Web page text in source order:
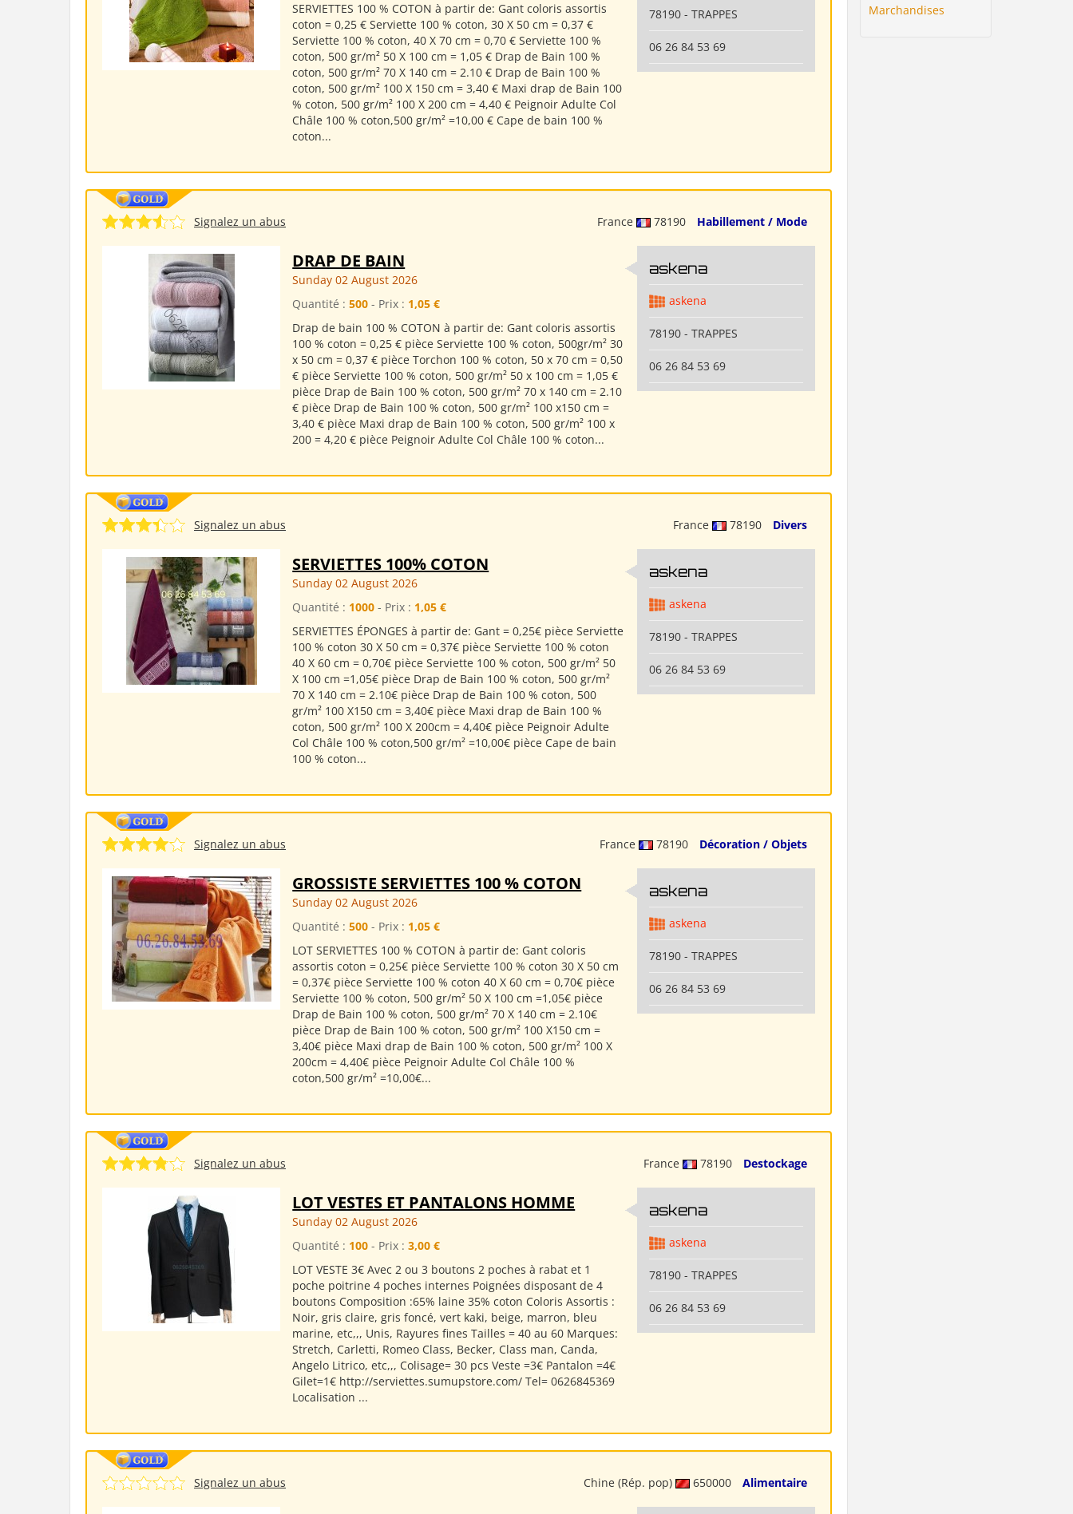
SERVIETTES 100 % COTON à partir de: Gant coloris assortis
coton = 0,25 € Serviette 100 % coton, 30 X 50 cm = 0,37 €
Serviette 100 % coton, 40 X 70 cm = 0,70 € Serviette 100 %
coton, 500 gr/m² 50 X 100 cm = 1,05 € Drap de Bain 100 %
coton, 500 gr/m² 70 X 140 cm = 2.10 € Drap de Bain 100 %
coton, 500 gr/m² 100 X 150 cm = 3,40 € Maxi drap de Bain 100
% coton, 500 gr/m² 100 X 200 cm = 4,40 € Peignoir Adulte Col
Châle 100 % coton,500 gr/m² =10,00 € Cape de bain 100 %
coton...
78190 - TRAPPES
06 26 84 53 69
France 78190 Habillement / Mode
Signalez un abus
DRAP DE BAIN
Sunday 02 August 2026
Quantité :500 - Prix : 1,05 €
Drap de bain 100 % COTON à partir de: Gant coloris assortis
100 % coton = 0,25 € pièce Serviette 100 % coton, 500gr/m² 30
x 50 cm = 0,37 € pièce Torchon 100 % coton, 50 x 70 cm = 0,50
€ pièce Serviette 100 % coton, 500 gr/m² 50 x 100 cm = 1,05 €
pièce Drap de Bain 100 % coton, 500 gr/m² 70 x 140 cm = 2.10
€ pièce Drap de Bain 100 % coton, 500 gr/m² 100 x150 cm =
3,40 € pièce Maxi drap de Bain 100 % coton, 500 gr/m² 100 x
200 = 4,20 € pièce Peignoir Adulte Col Châle 100 % coton...
askena
askena
78190 - TRAPPES
06 26 84 53 69
France 78190 Divers
Signalez un abus
SERVIETTES 100% COTON
Sunday 02 August 2026
Quantité : 1000 - Prix : 1,05 €
SERVIETTES ÉPONGES à partir de: Gant = 0,25€ pièce Serviette
100 % coton 30 X 50 cm = 0,37€ pièce Serviette 100 % coton
40 X 60 cm = 0,70€ pièce Serviette 100 % coton, 500 gr/m² 50
X 100 cm =1,05€ pièce Drap de Bain 100 % coton, 500 gr/m²
70 X 140 cm = 2.10€ pièce Drap de Bain 100 % coton, 500
gr/m² 100 X150 cm = 3,40€ pièce Maxi drap de Bain 100 %
coton, 500 gr/m² 100 X 200cm = 4,40€ pièce Peignoir Adulte
Col Châle 100 % coton,500 gr/m² =10,00€ pièce Cape de bain
100 % coton...
askena
askena
78190 - TRAPPES
06 26 84 53 69
France 78190 Décoration / Objets
Signalez un abus
GROSSISTE SERVIETTES 100 % COTON
Sunday 02 August 2026
Quantité :500 - Prix : 1,05 €
LOT SERVIETTES 100 % COTON à partir de: Gant coloris
assortis coton = 0,25€ pièce Serviette 100 % coton 30 X 50 cm
= 0,37€ pièce Serviette 100 % coton 40 X 60 cm = 0,70€ pièce
Serviette 100 % coton, 500 gr/m² 50 X 100 cm =1,05€ pièce
Drap de Bain 100 % coton, 500 gr/m² 70 X 140 cm = 2.10€
pièce Drap de Bain 100 % coton, 500 gr/m² 100 X150 cm =
3,40€ pièce Maxi drap de Bain 100 % coton, 500 gr/m² 100 X
200cm = 4,40€ pièce Peignoir Adulte Col Châle 100 %
coton,500 gr/m² =10,00€...
askena
askena
78190 - TRAPPES
06 26 84 53 69
France 78190 Destockage
Signalez un abus
LOT VESTES ET PANTALONS HOMME
Sunday 02 August 2026
Quantité : 100 - Prix :3,00 €
LOT VESTE 3€ Avec 2 ou 3 boutons 2 poches à rabat et 1
poche poitrine 4 poches internes Poignées disposant de 4
boutons Composition :65% laine 35% coton Coloris Assortis :
Noir, gris claire, gris foncé, vert kaki, beige, marron, bleu
marine, etc,,, Unis, Rayures fines Tailles = 40 au 60 Marques:
Stretch, Carletti, Romeo Class, Becker, Class man, Canda,
Angelo Litrico, etc,,, Colisage= 30 pcs Veste =3€ Pantalon =4€
Gilet=1€ http://serviettes.sumupstore.com/ Tel= 0626845369
Localisation ...
askena
askena
78190 - TRAPPES
06 26 84 53 69
Chine (Rép. pop) 650000 Alimentaire
Signalez un abus
Marchandises